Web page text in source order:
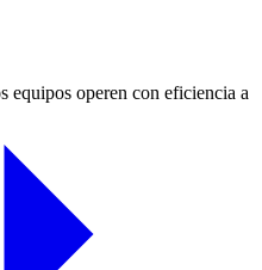
equipos operen con eficiencia a